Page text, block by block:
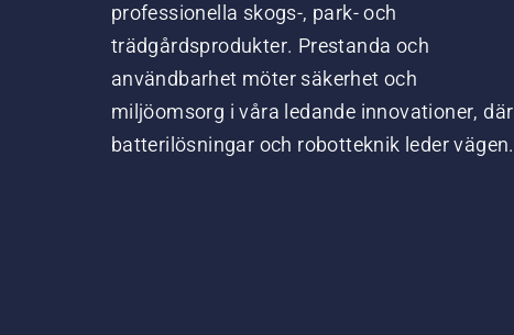
professionella skogs-, park- och
trädgårdsprodukter. Prestanda och
användbarhet möter säkerhet och
miljöomsorg i våra ledande innovationer, där
batterilösningar och robotteknik leder vägen.